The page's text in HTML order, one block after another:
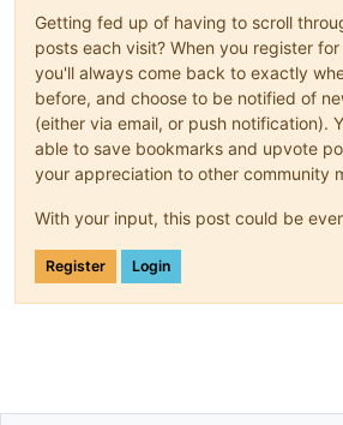
Getting fed up of having to scroll
posts each visit? When you register
you'll always come back to exactly
before, and choose to be notified of
(either via email, or push notification).
able to save bookmarks and upvote
your appreciation to other community
With your input, this post could be
Register Login